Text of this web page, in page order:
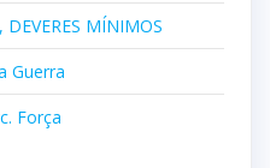
MÍNIMOS
Guerra
Força